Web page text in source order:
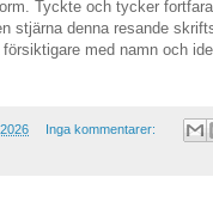
Tyckte och tycker
stjärna denna resande
med namn och
Inga kommentarer: